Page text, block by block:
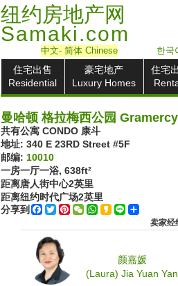
纽约房地产网
Samaki.com
中文- 简体Chinese 한국
住宅出售
Residential
豪宅地产
Luxury Homes
住宅
曼哈顿 格拉梅西公园
共有公寓 CONDO 康斗
地址: ‎340 E 23RD Street #5F
邮编: 10010
一房一厅一浴, 638ft²
距离唐人街中心2英里
距离纽约时代广场2英里
分享到
Facebook
TwitterPinterest
WeChat
WhatsApp
Kakao
Line
卖家
颜嘉媛
(Laura) Jia Yuan Yan